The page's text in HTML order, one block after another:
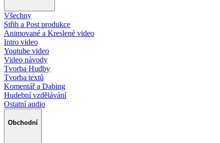
Všechny
Střih a Post produkce
Animované a Kreslené video
Intro video
Youtube video
Video návody
Tvorba Hudby
Tvorba textů
Komentář a Dabing
Hudební vzdělávání
Ostatní audio
Obchodní